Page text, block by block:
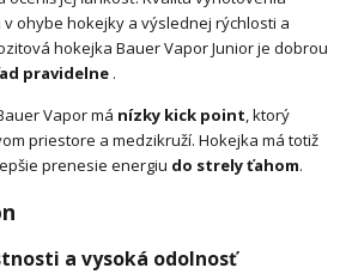
ohybe hokejky a výslednej rýchlosti a
hokejka Bauer Vapor Junior je dobrou
pravidelne .
Vapor má nízky kick point, ktorý
priestore a medzikruží. Hokejka má totiž
prenesie energiu do strely ťahom.
a vysoká odolnosť